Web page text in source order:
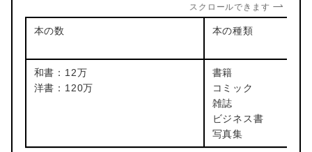
スクロールできます
本の数 本の種類
和書：12万
洋書：120万
書籍
コミック
雑誌
ビジネス書
写真集